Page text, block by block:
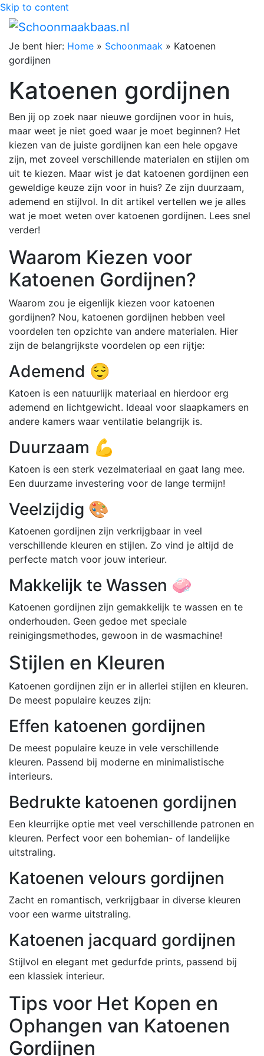
Skip to content
Je bent hier: Home » Schoonmaak » Katoenen
gordijnen
Katoenen gordijnen
Ben jij op zoek naar nieuwe gordijnen voor in huis,
maar weet je niet goed waar je moet beginnen? Het
kiezen van de juiste gordijnen kan een hele opgave
zijn, met zoveel verschillende materialen en stijlen om
uit te kiezen. Maar wist je dat katoenen gordijnen een
geweldige keuze zijn voor in huis? Ze zijn duurzaam,
ademend en stijlvol. In dit artikel vertellen we je alles
wat je moet weten over katoenen gordijnen. Lees snel
verder!
Waarom Kiezen voor
Katoenen Gordijnen?
Waarom zou je eigenlijk kiezen voor katoenen
gordijnen? Nou, katoenen gordijnen hebben veel
voordelen ten opzichte van andere materialen. Hier
zijn de belangrijkste voordelen op een rijtje:
Ademend 😌
Katoen is een natuurlijk materiaal en hierdoor erg
ademend en lichtgewicht. Ideaal voor slaapkamers en
andere kamers waar ventilatie belangrijk is.
Duurzaam 💪
Katoen is een sterk vezelmateriaal en gaat lang mee.
Een duurzame investering voor de lange termijn!
Veelzijdig 🎨
Katoenen gordijnen zijn verkrijgbaar in veel
verschillende kleuren en stijlen. Zo vind je altijd de
perfecte match voor jouw interieur.
Makkelijk te Wassen 🧼
Katoenen gordijnen zijn gemakkelijk te wassen en te
onderhouden. Geen gedoe met speciale
reinigingsmethodes, gewoon in de wasmachine!
Stijlen en Kleuren
Katoenen gordijnen zijn er in allerlei stijlen en kleuren.
De meest populaire keuzes zijn:
Effen katoenen gordijnen
De meest populaire keuze in vele verschillende
kleuren. Passend bij moderne en minimalistische
interieurs.
Bedrukte katoenen gordijnen
Een kleurrijke optie met veel verschillende patronen en
kleuren. Perfect voor een bohemian- of landelijke
uitstraling.
Katoenen velours gordijnen
Zacht en romantisch, verkrijgbaar in diverse kleuren
voor een warme uitstraling.
Katoenen jacquard gordijnen
Stijlvol en elegant met gedurfde prints, passend bij
een klassiek interieur.
Tips voor Het Kopen en
Ophangen van Katoenen
Gordijnen